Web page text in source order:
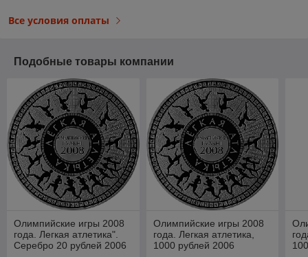
Все условия оплаты
Подобные товары компании
Олимпийские игры 2008
года. Легкая атлетика".
Серебро 20 рублей 2006
Олимпийские игры 2008
года. Легкая атлетика,
1000 рублей 2006